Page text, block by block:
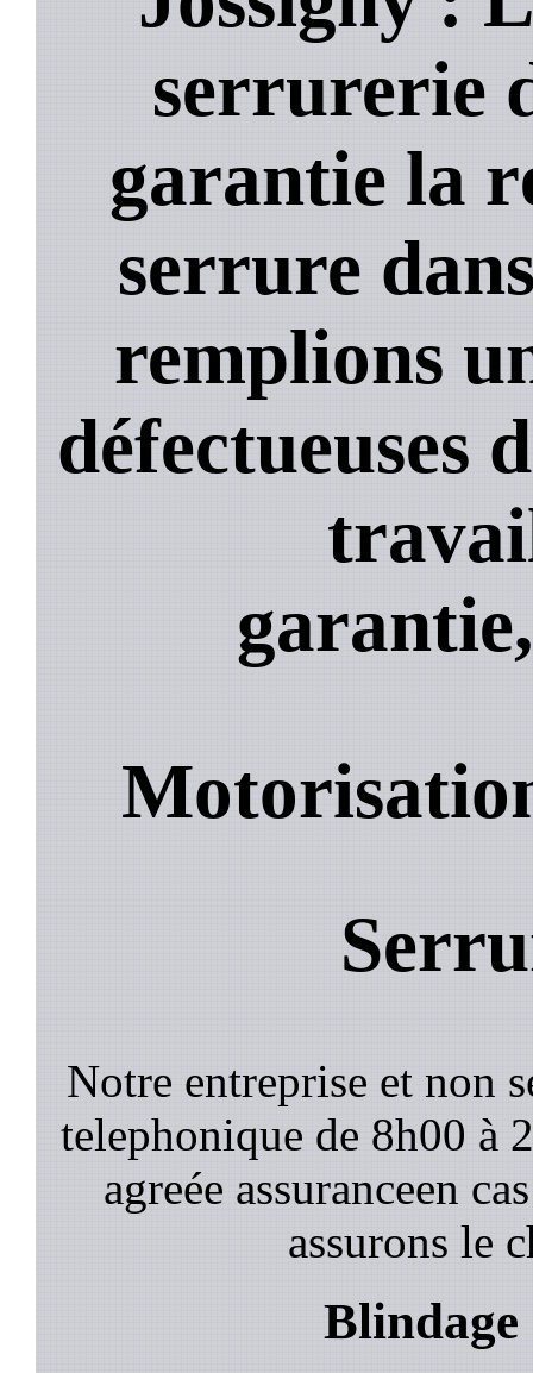
serrurerie
garantie la
serrure
remplions
défectueuses
garantie,
Notre entreprise et non
telephonique de 8h00 à
agreée assuranceen
assurons le
Blindage